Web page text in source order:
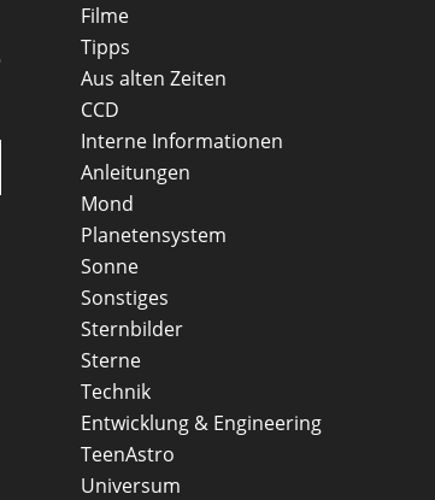
Filme
Tipps
Aus alten Zeiten
CCD
Interne Informationen
Anleitungen
Mond
Planetensystem
Sonne
Sonstiges
Sternbilder
Sterne
Technik
Entwicklung & Engineering
TeenAstro
Universum